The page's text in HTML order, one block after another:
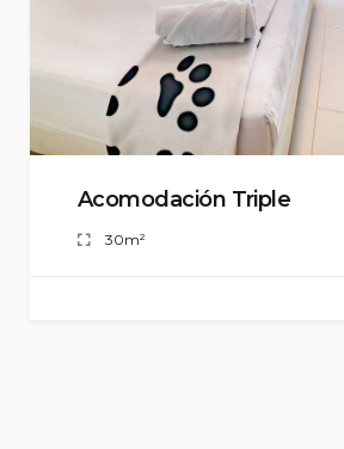
Acomodación Triple
30m²